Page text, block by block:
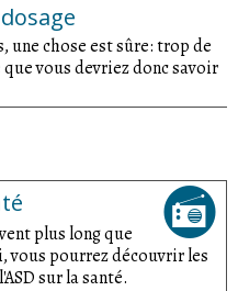
une chose est sûre: trop de
vous devriez donc savoir
plus long que
vous pourrez découvrir les
sur la santé.